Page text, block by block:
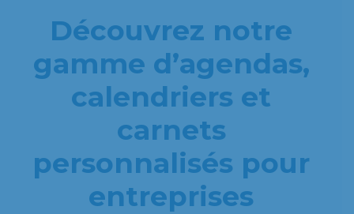
Découvrez notre
gamme d’agendas,
calendriers et
carnets
personnalisés pour
entreprises